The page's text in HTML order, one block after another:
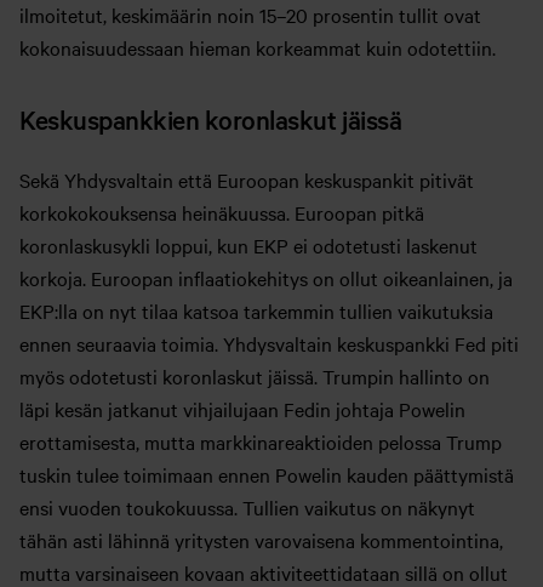
ilmoitetut, keskimäärin noin 15–20 prosentin tullit ovat
kokonaisuudessaan hieman korkeammat kuin odotettiin.
Keskuspankkien koronlaskut jäissä
Sekä Yhdysvaltain että Euroopan keskuspankit pitivät
korkokokouksensa heinäkuussa. Euroopan pitkä
koronlaskusykli loppui, kun EKP ei odotetusti laskenut
korkoja. Euroopan inflaatiokehitys on ollut oikeanlainen, ja
EKP:lla on nyt tilaa katsoa tarkemmin tullien vaikutuksia
ennen seuraavia toimia. Yhdysvaltain keskuspankki Fed piti
myös odotetusti koronlaskut jäissä. Trumpin hallinto on
läpi kesän jatkanut vihjailujaan Fedin johtaja Powelin
erottamisesta, mutta markkinareaktioiden pelossa Trump
tuskin tulee toimimaan ennen Powelin kauden päättymistä
ensi vuoden toukokuussa. Tullien vaikutus on näkynyt
tähän asti lähinnä yritysten varovaisena kommentointina,
mutta varsinaiseen kovaan aktiviteettidataan sillä on ollut